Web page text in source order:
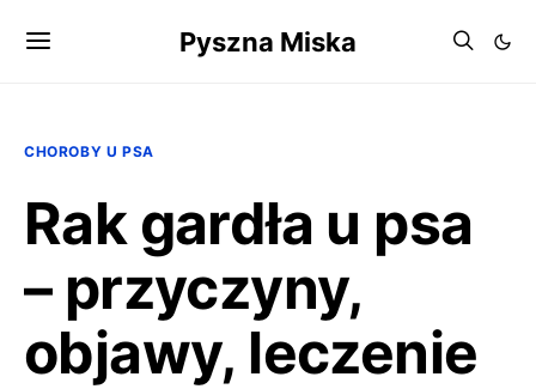
Pyszna Miska
CHOROBY U PSA
Rak gardła u psa
– przyczyny,
objawy, leczenie